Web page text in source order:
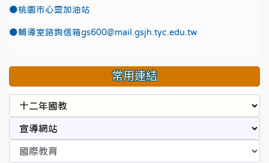
●桃園市心靈加油站
●輔導室諮詢信箱gs600@mail.gsjh.tyc.edu.tw
常用連結